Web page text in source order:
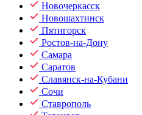
Новочеркасск
Новошахтинск
Пятигорск
Ростов-на-Дону
Самара
Саратов
Славянск-на-Кубани
Сочи
Ставрополь